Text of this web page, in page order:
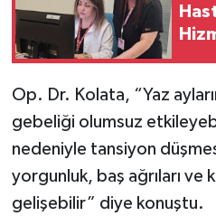
Op. Dr. Kolata, “Yaz
gebeliği olumsuz
nedeniyle tansiyon
yorgunluk, baş ağrıları ve
gelişebilir” diye konuştu.